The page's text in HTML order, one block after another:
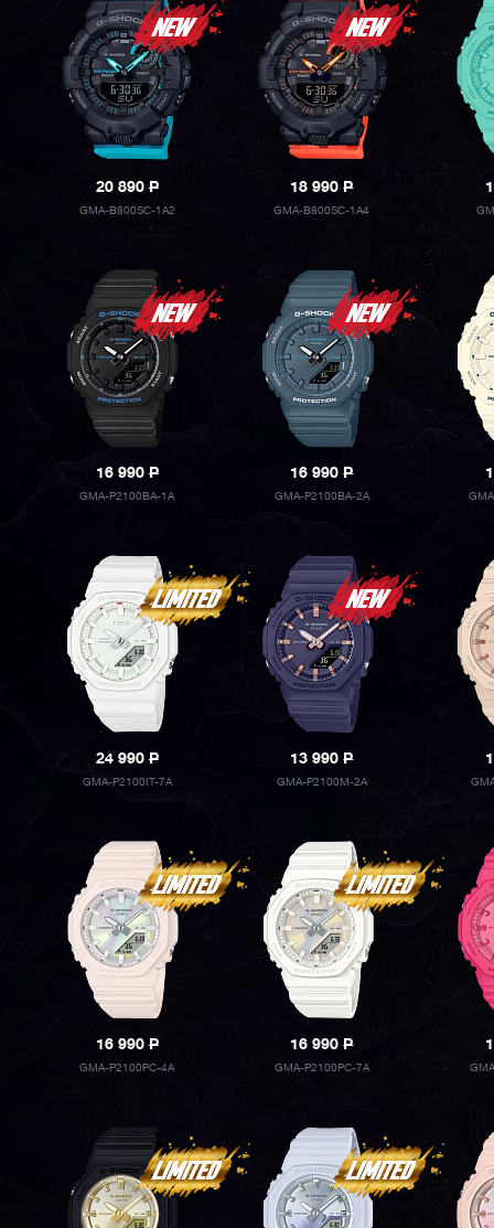
20 890P
GMA-B800SC-1A2
18 990P
GMA-B800SC-1A4
16 990P
GMA-P2100BA-1A
16 990P
GMA-P2100BA-2A
24 990P
GMA-P2100IT-7A
13 990P
GMA-P2100M-2A
16 990P
GMA-P2100PC-4A
16 990P
GMA-P2100PC-7A